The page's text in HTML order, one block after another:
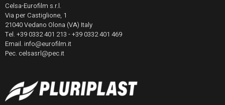
Celsa-Eurofilm s.r.l.
Via per Castiglione, 1
21040 Vedano Olona (VA) Italy
Tel. +39 0332 401 213 - +39 0332 401 469
Email. info@eurofilm.it
Pec. celsasrl@pec.it